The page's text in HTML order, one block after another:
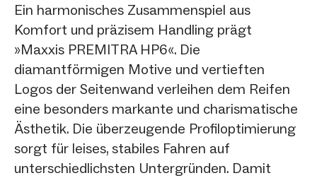
Ein harmonisches Zusammenspiel aus
Komfort und präzisem Handling prägt
»Maxxis PREMITRA HP6«. Die
diamantförmigen Motive und vertieften
Logos der Seitenwand verleihen dem Reifen
eine besonders markante und charismatische
Ästhetik. Die überzeugende Profiloptimierung
sorgt für leises, stabiles Fahren auf
unterschiedlichsten Untergründen. Damit